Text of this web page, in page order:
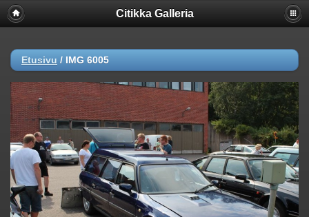
Citikka Galleria
Etusivu / IMG 6005